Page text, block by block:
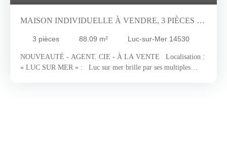
MAISON INDIVIDUELLE À VENDRE, 3 PIÈCES -
3 pièces 88.09 m² Luc-sur-Mer 14530
NOUVEAUTÉ - AGENT. CIE - À LA VENTE Localisation :
« LUC SUR MER » : Luc sur mer brille par ses multiples